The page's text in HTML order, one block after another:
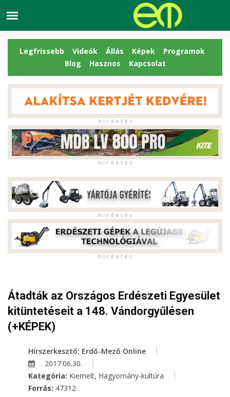
Legfrissebb Videók Állás Képek
Programok
Blog
Hasznos Kapcsolat
h i r d e t é s
h i r d e t é s
h i r d e t é s
h i r d e t é s
Átadták az Országos Erdészeti Egyesület
kitüntetéseit a 148. Vándorgyűlésen
(+KÉPEK)
Hírszerkesztő: Erdő-Mező Online
2017.06.30.
Kategória: Kiemelt, Hagyomány-kultúra
Forrás: 47312